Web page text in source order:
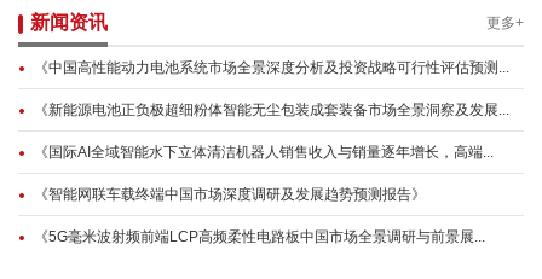
新闻资讯 更多+
《中国高性能动力电池系统市场全景深度分析及投资战略可行性评估预测...
《新能源电池正负极超细粉体智能无尘包装成套装备市场全景洞察及发展...
《国际AI全域智能水下立体清洁机器人销售收入与销量逐年增长，高端...
《智能网联车载终端中国市场深度调研及发展趋势预测报告》
《5G毫米波射频前端LCP高频柔性电路板中国市场全景调研与前景展...